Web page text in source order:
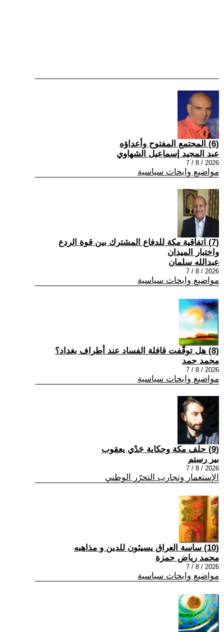
(6) المجتمع المفتوح وأعداؤه
عبد المجيد إسماعيل الشهاوي
2026 / 8 / 7
مواضيع وابحاث سياسية
(7) اتفاقية مكة للدفاع المشترك بين قوة الردع
واختبار الميدان
عبدالله سلمان
2026 / 8 / 7
مواضيع وابحاث سياسية
(8) هل توقّفت قافلة الفساد عند أطراف بغداد؟
محمد حمد
2026 / 8 / 7
مواضيع وابحاث سياسية
(9) حلف مكة وحكاية جَدْي يعقوب
بير رستم
2026 / 8 / 7
الإستعمار وتجارب التحرّر الوطني
(10) ساسة العراق يسيئون للدين و مذاهبه
محمد رياض حمزة
2026 / 8 / 7
مواضيع وابحاث سياسية